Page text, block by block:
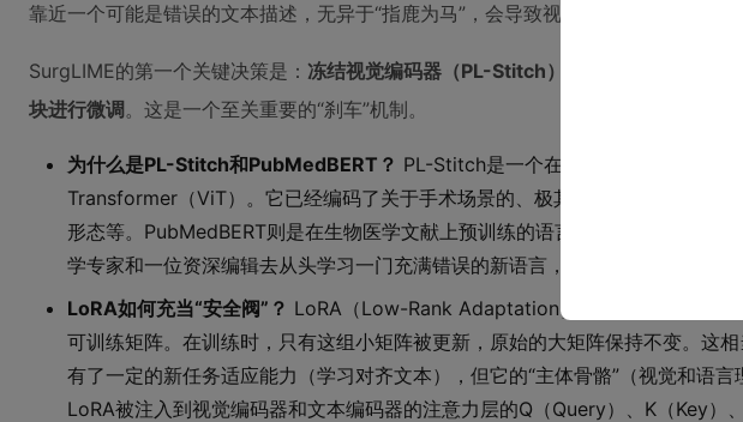
靠近一个可能是错误的文本描述，无异于“指鹿为马”，会导致视觉特征空间的扭曲和
SurgLIME的第一个关键决策是： 冻结视觉编码器（PL-Stitch）和文本编码器（
块进行微调。这是一个至关重要的“刹车”机制。
为什么是PL-Stitch和PubMedBERT？ PL-Stitch是一个在超大规模手术视频
Transformer（ViT）。它已经编码了关于手术场景的、极其宝贵的视觉先验知
形态等。PubMedBERT则是在生物医学文献上预训练的语言模型，对医学术语
学专家和一位资深编辑去从头学习一门充满错误的新语言，原有知识体系很容易
LoRA如何充当“安全阀”？ LoRA（Low-Rank Adaptation）的本质，是在预训
可训练矩阵。在训练时，只有这组小矩阵被更新，原始的大矩阵保持不变。这
有了一定的新任务适应能力（学习对齐文本），但它的“主体骨骼”（视觉和语
LoRA被注入到视觉编码器和文本编码器的注意力层的Q（Query）、K（Key）